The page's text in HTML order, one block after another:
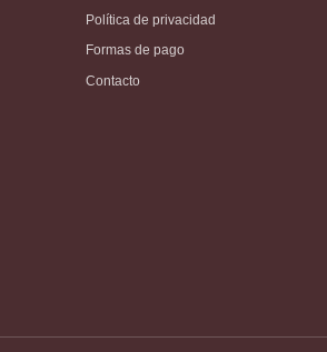
Política de privacidad
Formas de pago
Contacto